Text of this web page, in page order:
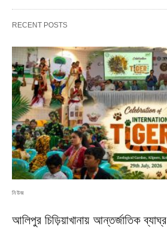
RECENT POSTS
নিউজ
আলিপুর চিড়িয়াখানায় আন্তর্জাতিক